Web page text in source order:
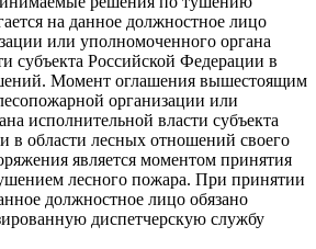
на данное должностное лицо
или уполномоченного органа
субъекта Российской Федерации в
Момент оглашения вышестоящим
организации или
исполнительной власти субъекта
в области лесных отношений своего
является моментом принятия
лесного пожара. При принятии
должностное лицо обязано
диспетчерскую службу